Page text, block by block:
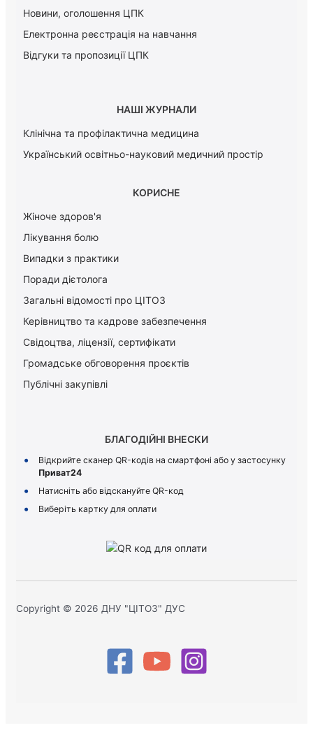
Новини, оголошення ЦПК
Електронна реєстрація на навчання
Відгуки та пропозиції ЦПК
НАШІ ЖУРНАЛИ
Клінічна та профілактична медицина
Український освітньо-науковий медичний простір
КОРИСНЕ
Жіноче здоров'я
Лікування болю
Випадки з практики
Поради дієтолога
Загальні відомості про ЦІТОЗ
Керiвництво та кадрове забезпечення
Свідоцтва, ліцензії, сертифікати
Громадське обговорення проєктів
Публічні закупівлі
БЛАГОДІЙНІ ВНЕСКИ
Відкрийте сканер QR-кодів на смартфоні або у застосунку
Приват24
Натисніть або відскануйте QR-код
Виберіть картку для оплати
Copyright © 2026 ДНУ "ЦІТОЗ" ДУС